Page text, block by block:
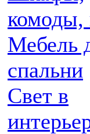
комоды,
Мебель
спальни
Свет в